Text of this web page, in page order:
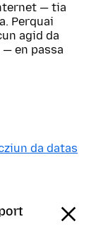
— tia
Perquai
agid da
en passa
da datas